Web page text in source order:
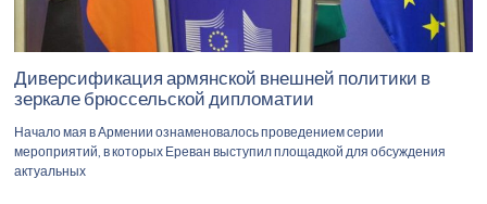
Диверсификация армянской внешней политики в
зеркале брюссельской дипломатии
Начало мая в Армении ознаменовалось проведением серии
мероприятий, в которых Ереван выступил площадкой для обсуждения
актуальных